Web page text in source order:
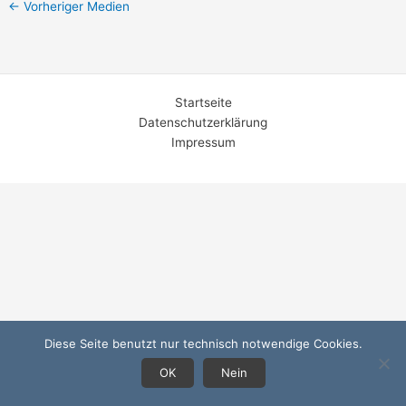
← Vorheriger Medien
Startseite
Datenschutzerklärung
Impressum
Diese Seite benutzt nur technisch notwendige Cookies.
OK
Nein